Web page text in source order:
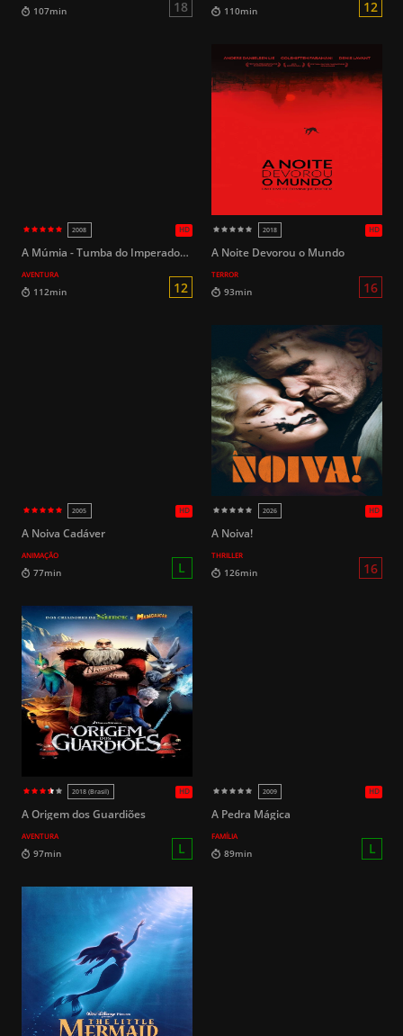
HD
2020
99min
109min
A Múmia - Tumba do Imperador Dragão
AVENTURA
A Noite Devorou o Mundo
TERROR
A Noiva Cadáver
ANIMAÇÃO
A Noiva!
THRILLER
A Origem dos Guardiões
AVENTURA
A Pedra Mágica
FAMÍLIA